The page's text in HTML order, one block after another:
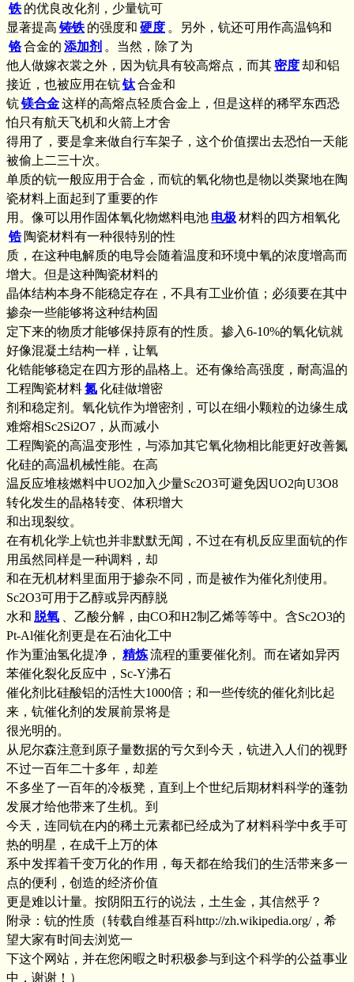
铁 的优良改化剂，少量钪可
显著提高 铸铁 的强度和 硬度 。另外，钪还可用作高温钨和
铬合金的 添加剂 。当然，除了为
他人做嫁衣裳之外，因为钪具有较高熔点，而其密度却和铝
接近，也被应用在钪钛合金和
钪镁合金这样的高熔点轻质合金上，但是这样的稀罕东西恐
怕只有航天飞机和火箭上才舍
得用了，要是拿来做自行车架子，这个价值摆出去恐怕一天能
被偷上二三十次。
单质的钪一般应用于合金，而钪的氧化物也是物以类聚地在陶
瓷材料上面起到了重要的作
用。像可以用作固体氧化物燃料电池 电极材料的四方相氧化
锆 陶瓷材料有一种很特别的性
质，在这种电解质的电导会随着温度和环境中氧的浓度增高而
增大。但是这种陶瓷材料的
晶体结构本身不能稳定存在，不具有工业价值；必须要在其中
掺杂一些能够将这种结构固
定下来的物质才能够保持原有的性质。掺入6-10%的氧化钪就
好像混凝土结构一样，让氧
化锆能够稳定在四方形的晶格上。还有像给高强度，耐高温的
工程陶瓷材料氮化硅做增密
剂和稳定剂。氧化钪作为增密剂，可以在细小颗粒的边缘生成
难熔相Sc2Si2O7，从而减小
工程陶瓷的高温变形性，与添加其它氧化物相比能更好改善氮
化硅的高温机械性能。在高
温反应堆核燃料中UO2加入少量Sc2O3可避免因UO2向U3O8
转化发生的晶格转变、体积增大
和出现裂纹。
在有机化学上钪也并非默默无闻，不过在有机反应里面钪的作
用虽然同样是一种调料，却
和在无机材料里面用于掺杂不同，而是被作为催化剂使用。
Sc2O3可用于乙醇或异丙醇脱
水和 脱氧
、乙酸分解，由CO和H2制乙烯等等中。含Sc2O3的
Pt-Al催化剂更是在石油化工中
作为重油氢化提净， 精炼流程的重要催化剂。而在诸如异丙
苯催化裂化反应中，Sc-Y沸石
催化剂比硅酸铝的活性大1000倍；和一些传统的催化剂比起
来，钪催化剂的发展前景将是
很光明的。
从尼尔森注意到原子量数据的亏欠到今天，钪进入人们的视野
不过一百年二十多年，却差
不多坐了一百年的冷板凳，直到上个世纪后期材料科学的蓬勃
发展才给他带来了生机。到
今天，连同钪在内的稀土元素都已经成为了材料科学中炙手可
热的明星，在成千上万的体
系中发挥着千变万化的作用，每天都在给我们的生活带来多一
点的便利，创造的经济价值
更是难以计量。按阴阳五行的说法，土生金，其信然乎？
附录：钪的性质（转载自维基百科http://zh.wikipedia.org/，希
望大家有时间去浏览一
下这个网站，并在您闲暇之时积极参与到这个科学的公益事业
中，谢谢！）